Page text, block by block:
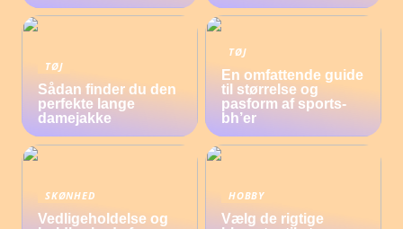
TØJ
Sådan finder du den
perfekte lange
damejakke
TØJ
En omfattende guide
til størrelse og
pasform af sports-
bh’er
SKØNHED
Vedligeholdelse og
HOBBY
Vælg de rigtige